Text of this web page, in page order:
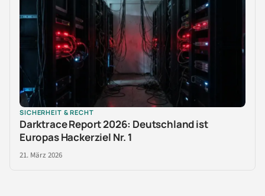
SICHERHEIT & RECHT
Darktrace Report 2026: Deutschland ist
Europas Hackerziel Nr. 1
21. März 2026